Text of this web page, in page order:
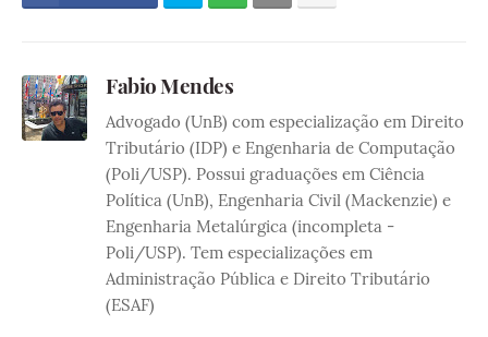
Fabio Mendes
Advogado (UnB) com especialização em Direito
Tributário (IDP) e Engenharia de Computação
(Poli/USP). Possui graduações em Ciência
Política (UnB), Engenharia Civil (Mackenzie) e
Engenharia Metalúrgica (incompleta -
Poli/USP). Tem especializações em
Administração Pública e Direito Tributário
(ESAF)